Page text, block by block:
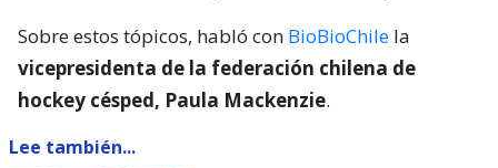
Sobre estos tópicos, habló con BioBioChile la
vicepresidenta de la federación chilena de
hockey césped, Paula Mackenzie.
Lee también...